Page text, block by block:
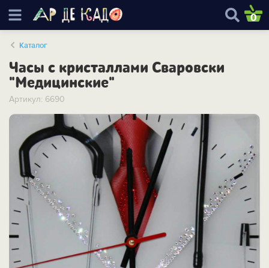
0
Каталог
Часы с кристаллами Сваровски
"Медицинские"
Артикул: 6690